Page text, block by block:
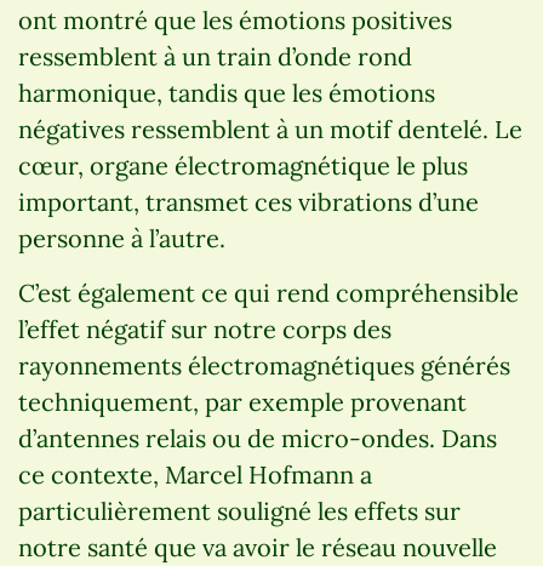
ont montré que les émotions positives
ressemblent à un train d’onde rond
harmonique, tandis que les émotions
négatives ressemblent à un motif dentelé. Le
cœur, organe électromagnétique le plus
important, transmet ces vibrations d’une
personne à l’autre.
C’est également ce qui rend compréhensible
l’effet négatif sur notre corps des
rayonnements électromagnétiques générés
techniquement, par exemple provenant
d’antennes relais ou de micro-ondes. Dans
ce contexte, Marcel Hofmann a
particulièrement souligné les effets sur
notre santé que va avoir le réseau nouvelle